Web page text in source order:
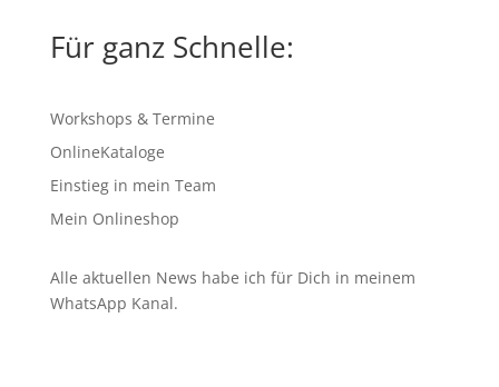
Für ganz Schnelle:
Workshops & Termine
OnlineKataloge
Einstieg in mein Team
Mein Onlineshop
Alle aktuellen News habe ich für Dich in meinem
WhatsApp Kanal.